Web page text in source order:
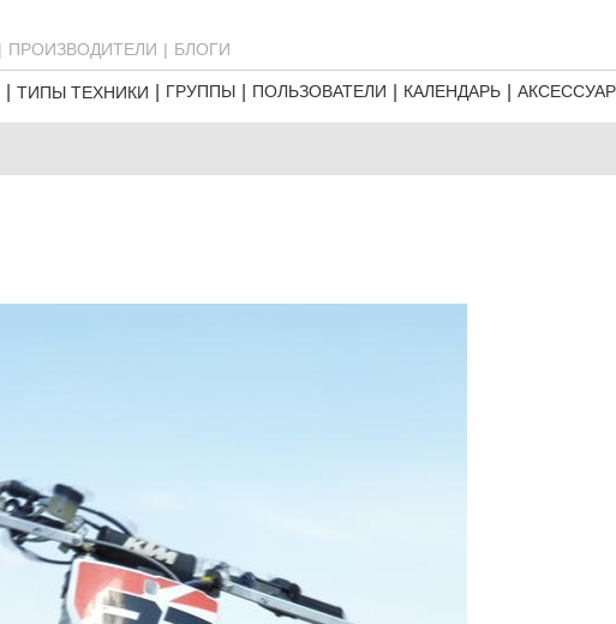
ПРОИЗВОДИТЕЛИ БЛОГИ
ТИПЫ ТЕХНИКИ ГРУППЫ ПОЛЬЗОВАТЕЛИ КАЛЕНДАРЬ